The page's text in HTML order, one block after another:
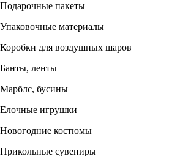
Подарочные пакеты
Упаковочные материалы
Коробки для воздушных шаров
Банты, ленты
Марблс, бусины
Елочные игрушки
Новогодние костюмы
Прикольные сувениры